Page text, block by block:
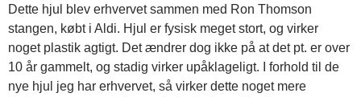
Dette hjul blev erhvervet sammen med Ron Thomson
stangen, købt i Aldi. Hjul er fysisk meget stort, og virker
noget plastik agtigt. Det ændrer dog ikke på at det pt. er over
10 år gammelt, og stadig virker upåklageligt. I forhold til de
nye hjul jeg har erhvervet, så virker dette noget mere